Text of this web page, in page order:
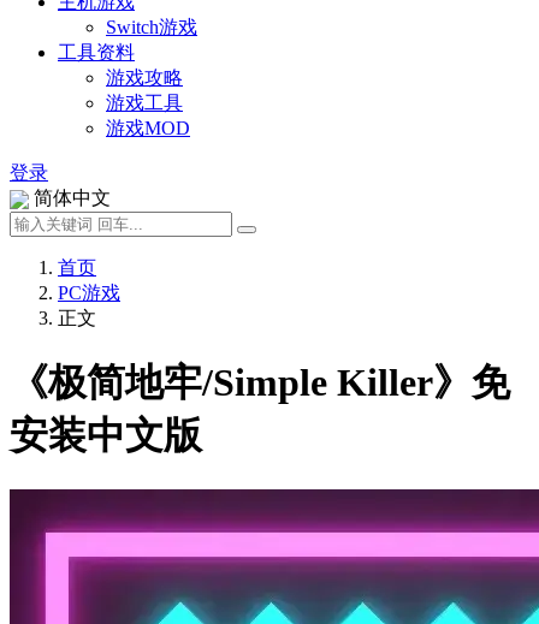
Switch游戏
工具资料
游戏攻略
游戏工具
游戏MOD
登录
简体中文
首页
PC游戏
正文
《极简地牢/Simple Killer》免
安装中文版